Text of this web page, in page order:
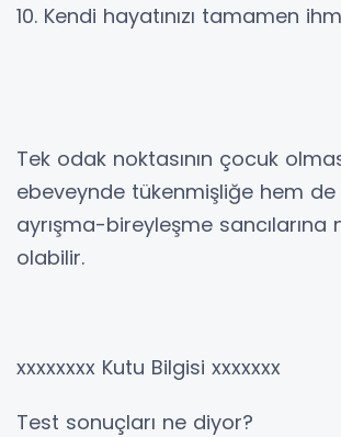
10. Kendi hayatınızı tamamen
Tek odak noktasının çocuk
ebeveynde tükenmişliğe hem
ayrışma-bireyleşme sancılarına
olabilir.
xxxxxxxx Kutu Bilgisi xxxxxxx
Test sonuçları ne diyor?